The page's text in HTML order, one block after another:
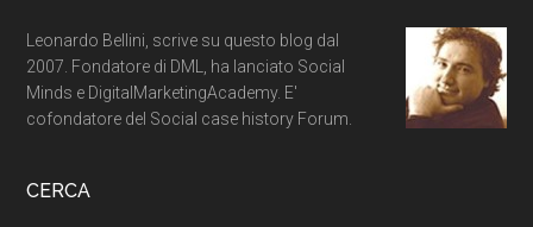
Leonardo Bellini, scrive su questo blog dal
2007. Fondatore di DML, ha lanciato Social
Minds e DigitalMarketingAcademy. E'
cofondatore del Social case history Forum.
CERCA